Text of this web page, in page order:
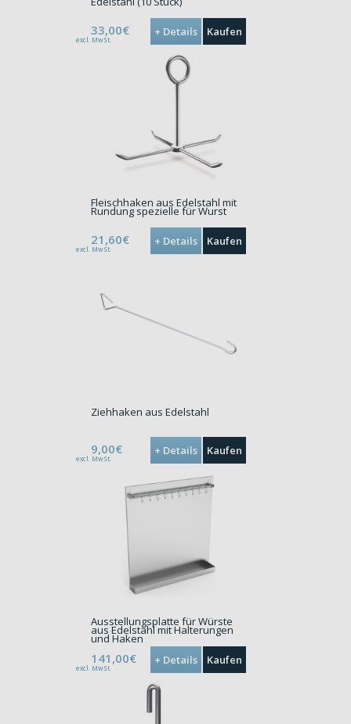
33,00€
excl. MwSt.
Kaufen
+ Details
Fleischhaken aus Edelstahl mit
Rundung spezielle für Wurst
21,60€
excl. MwSt.
Kaufen
+ Details
Ziehhaken aus Edelstahl
9,00€
excl. MwSt.
Kaufen
+ Details
Ausstellungsplatte für Würste
aus Edelstahl mit Halterungen
und Haken
141,00€
excl. MwSt.
Kaufen
+ Details